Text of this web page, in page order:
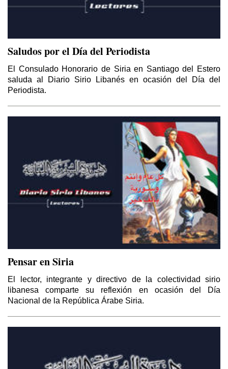
Saludos por el Día del Periodista
El Consulado Honorario de Siria en Santiago del Estero
saluda al Diario Sirio Libanés en ocasión del Día del
Periodista.
Pensar en Siria
El lector, integrante y directivo de la colectividad sirio
libanesa comparte su reflexión en ocasión del Día
Nacional de la República Árabe Siria.